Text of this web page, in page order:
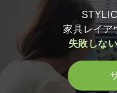
家具レイア
失敗しな